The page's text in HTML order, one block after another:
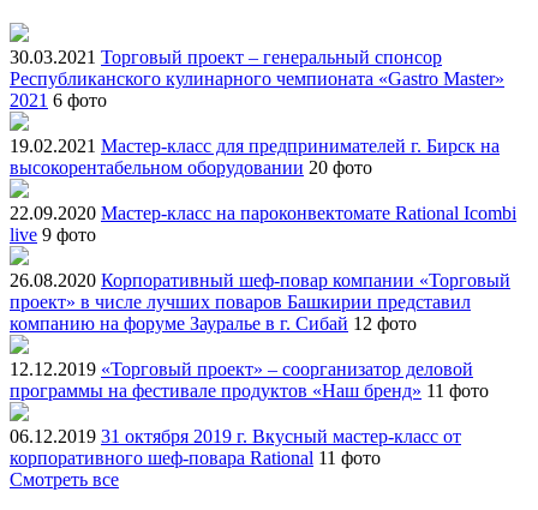
30.03.2021 Торговый проект – генеральный спонсор
Республиканского кулинарного чемпионата «Gastro Master»
2021 6 фото
19.02.2021 Мастер-класс для предпринимателей г. Бирск на
высокорентабельном оборудовании 20 фото
22.09.2020 Мастер-класс на пароконвектомате Rational Icombi
live 9 фото
26.08.2020 Корпоративный шеф-повар компании «Торговый
проект» в числе лучших поваров Башкирии представил
компанию на форуме Зауралье в г. Сибай 12 фото
12.12.2019 «Торговый проект» – соорганизатор деловой
программы на фестивале продуктов «Наш бренд» 11 фото
06.12.2019 31 октября 2019 г. Вкусный мастер-класс от
корпоративного шеф-повара Rational 11 фото
Смотреть все